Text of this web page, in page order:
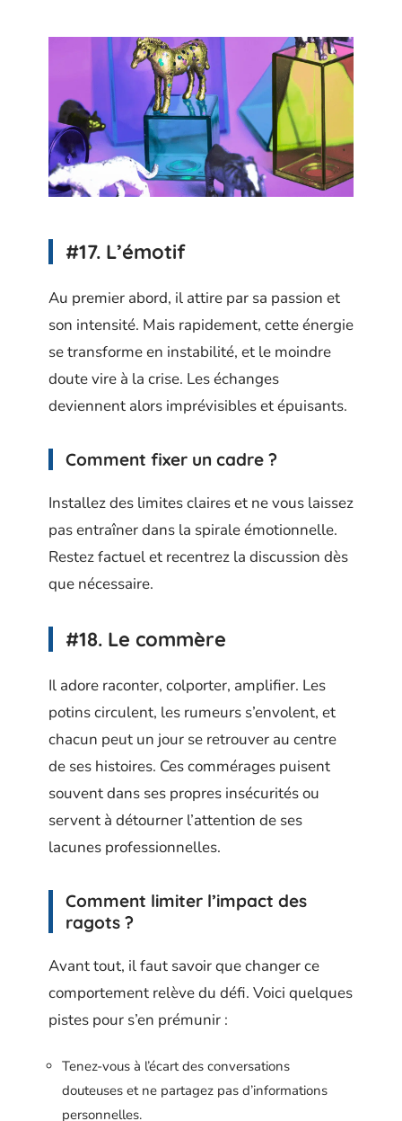
#17. L’émotif
Au premier abord, il attire par sa passion et
son intensité. Mais rapidement, cette énergie
se transforme en instabilité, et le moindre
doute vire à la crise. Les échanges
deviennent alors imprévisibles et épuisants.
Comment fixer un cadre ?
Installez des limites claires et ne vous laissez
pas entraîner dans la spirale émotionnelle.
Restez factuel et recentrez la discussion dès
que nécessaire.
#18. Le commère
Il adore raconter, colporter, amplifier. Les
potins circulent, les rumeurs s’envolent, et
chacun peut un jour se retrouver au centre
de ses histoires. Ces commérages puisent
souvent dans ses propres insécurités ou
servent à détourner l’attention de ses
lacunes professionnelles.
Comment limiter l’impact des
ragots ?
Avant tout, il faut savoir que changer ce
comportement relève du défi. Voici quelques
pistes pour s’en prémunir :
Tenez-vous à l’écart des conversations
douteuses et ne partagez pas d’informations
personnelles.